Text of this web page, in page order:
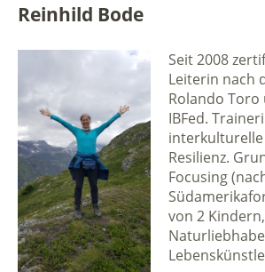
Reinhild Bode
Seit 2008
Leiterin nach
Rolando
IBFed.
Resilienz.
Focusing
von 2 Kindern,